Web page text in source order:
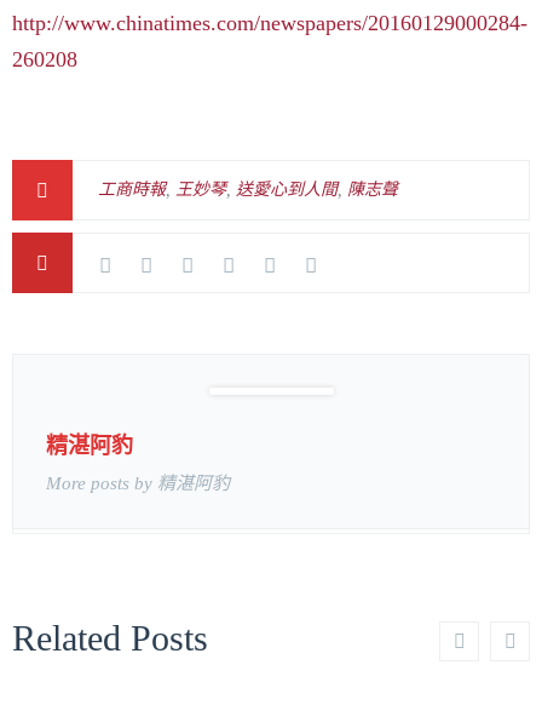
http://www.chinatimes.com/newspapers/20160129000284-
260208
工商時報, 王妙琴, 送愛心到人間, 陳志聲
精湛阿豹
More posts by 精湛阿豹
Related Posts